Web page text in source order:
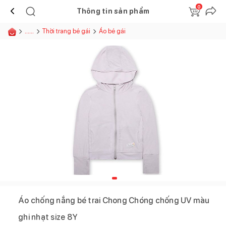
Thông tin sản phẩm
0
...... Thời trang bé gái Áo bé gái
Áo chống nắng bé trai Chong Chóng chống UV màu
ghi nhạt size 8Y